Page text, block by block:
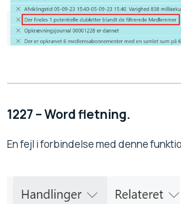
1227 – Word fletning.
En fejl i forbindelse med denne